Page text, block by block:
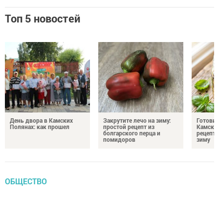
Топ 5 новостей
День двора в Камских
Полянах: как прошел
Закрутите лечо на зиму:
простой рецепт из
болгарского перца и
помидоров
зиму
ОБЩЕСТВО